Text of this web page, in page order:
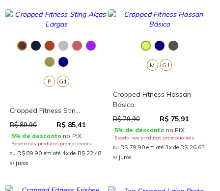
G1
P
Cropped Fitness Stin...
R$ 89,90 R$ 85,41
5% de desconto no PIX.
Exceto nos produtos promocionais
ou R$ 89,90 em até 4x de R$ 22,48
s/ juros
M G1
Cropped Fitness Hassan
Básico
R$ 79,90 R$ 75,91
5% de desconto no PIX.
Exceto nos produtos promocionais
ou R$ 79,90 em até 3x de R$ 26,63
s/ juros